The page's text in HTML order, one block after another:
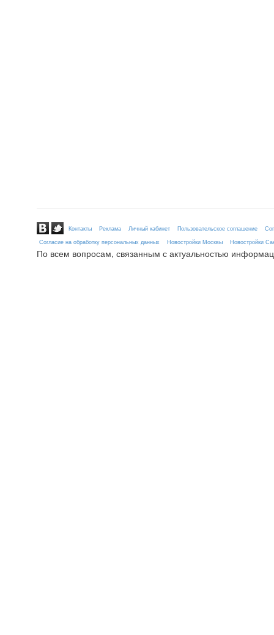
Контакты Реклама Личный кабинет Пользовательское соглашение
Согласие на обработку персональных данных
Новостройки Москвы Новостройки
По всем вопросам, связанным с актуальностью